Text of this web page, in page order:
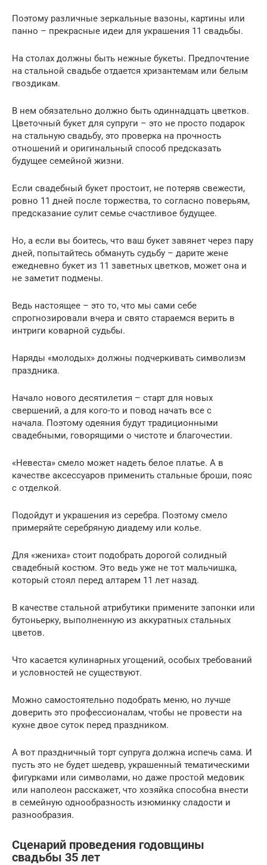
Поэтому различные зеркальные вазоны, картины или
панно – прекрасные идеи для украшения 11 свадьбы.
На столах должны быть нежные букеты. Предпочтение
на стальной свадьбе отдается хризантемам или белым
гвоздикам.
В нем обязательно должно быть одиннадцать цветков.
Цветочный букет для супруги – это не просто подарок
на стальную свадьбу, это проверка на прочность
отношений и оригинальный способ предсказать
будущее семейной жизни.
Если свадебный букет простоит, не потеряв свежести,
ровно 11 дней после торжества, то согласно поверьям,
предсказание сулит семье счастливое будущее.
Но, а если вы боитесь, что ваш букет завянет через пару
дней, попытайтесь обмануть судьбу – дарите жене
ежедневно букет из 11 заветных цветков, может она и
не заметит подмены.
Ведь настоящее – это то, что мы сами себе
спрогнозировали вчера и свято стараемся верить в
интриги коварной судьбы.
Наряды «молодых» должны подчеркивать символизм
праздника.
Начало нового десятилетия – старт для новых
свершений, а для кого-то и повод начать все с
начала. Поэтому одеяния будут традиционными
свадебными, говорящими о чистоте и благочестии.
«Невеста» смело может надеть белое платье. А в
качестве аксессуаров применить стальные броши, пояс
с отделкой.
Подойдут и украшения из серебра. Поэтому смело
примеряйте серебряную диадему или колье.
Для «жениха» стоит подобрать дорогой солидный
свадебный костюм. Это ведь уже не тот мальчишка,
который стоял перед алтарем 11 лет назад.
В качестве стальной атрибутики примените запонки или
бутоньерку, выполненную из аккуратных стальных
цветов.
Что касается кулинарных угощений, особых требований
и условностей не существуют.
Можно самостоятельно подобрать меню, но лучше
доверить это профессионалам, чтобы не провести на
кухне двое суток перед праздником.
А вот праздничный торт супруга должна испечь сама. И
пусть это не будет шедевр, украшенный тематическими
фигурками или символами, но даже простой медовик
или наполеон расскажет, что хозяйка способна внести
в семейную однообразность изюминку сладости и
разнообразия.
Сценарий проведения годовщины
свадьбы 35 лет